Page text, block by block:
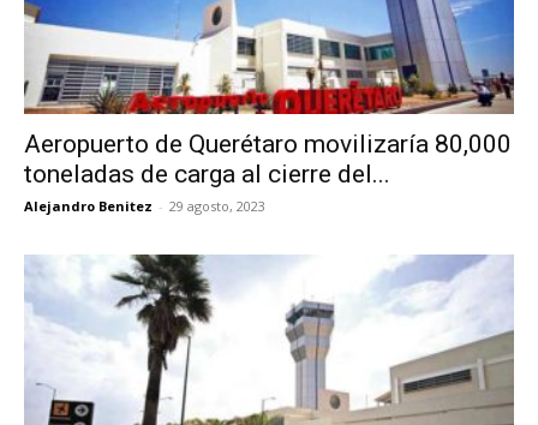
Aeropuerto de Querétaro movilizaría 80,000
toneladas de carga al cierre del...
Alejandro Benitez - 29 agosto, 2023